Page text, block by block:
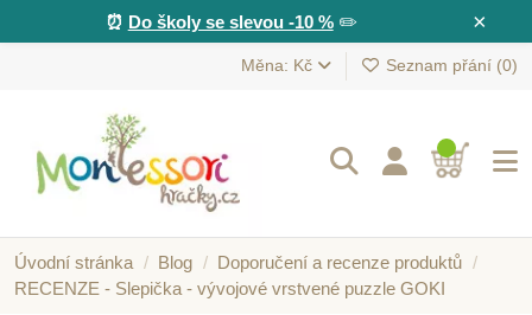
×
⏰ Do školy se slevou -10 %✏️
Měna: Kč Seznam přání (0)
Úvodní stránka Blog
Doporučení a recenze produktů
RECENZE - Slepička - vývojové vrstvené puzzle GOKI